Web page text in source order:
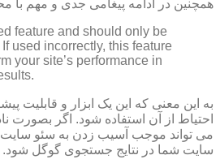
همچنین در ادامه پیغامی جدی و مهم با
feature and should only be
used incorrectly, this feature
your site’s performance in
به این معنی که این یک ابزار و قابلیت
احتیاط از آن استفاده شود. اگر بصورت
می تواند موجب آسیب زدن به سئو
سایت شما در نتایج جستجوی گوگل شود.